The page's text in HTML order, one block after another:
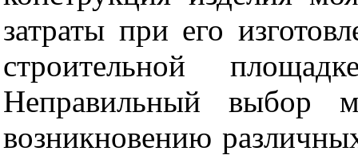
затраты при его
строительной
Неправильный выбор
возникновению